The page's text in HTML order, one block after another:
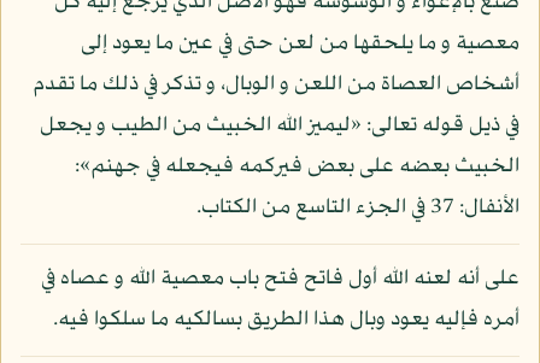
معصية و ما يلحقها من لعن حتى في عين ما يعود إلى
أشخاص العصاة من اللعن و الوبال، و تذكر في ذلك ما تقدم
في ذيل قوله تعالى: «ليميز الله الخبيث من الطيب و يجعل
الخبيث بعضه على بعض فيركمه فيجعله في جهنم»:
الأنفال: 37 في الجزء التاسع من الكتاب.
على أنه لعنه الله أول فاتح فتح باب معصية الله و عصاه في
أمره فإليه يعود وبال هذا الطريق بسالكيه ما سلكوا فيه.